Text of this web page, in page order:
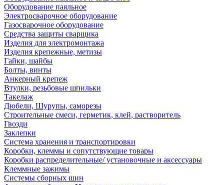
Оборудование паяльное
Электросварочное оборудование
Газосварочное оборудование
Средства защиты сварщика
Изделия для электромонтажа
Изделия крепежные, метизы
Гайки, шайбы
Болты, винты
Анкерный крепеж
Втулки, резьбовые шпильки
Такелаж
Дюбели, Шурупы, саморезы
Строительные смеси, герметик, клей, растворитель
Гвозди
Заклепки
Система хранения и транспортировки
Коробки, клеммы и сопутствующие товары
Коробки распределительные/ установочные и аксессуары
Клеммные зажимы
Системы сборных шин